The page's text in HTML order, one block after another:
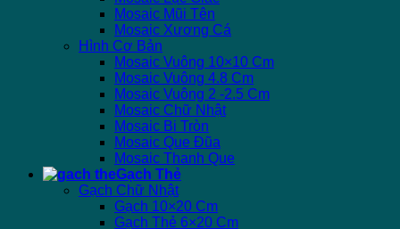
Mosaic Mũi Tên
Mosaic Xương Cá
Hình Cơ Bản
Mosaic Vuông 10×10 Cm
Mosaic Vuông 4.8 Cm
Mosaic Vuông 2 -2.5 Cm
Mosaic Chữ Nhật
Mosaic Bi Tròn
Mosaic Que Đũa
Mosaic Thanh Que
Gạch Thẻ
Gạch Chữ Nhật
Gạch 10×20 Cm
Gạch Thẻ 6×20 Cm